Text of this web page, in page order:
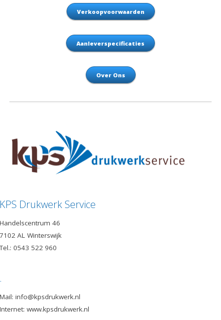
Verkoopvoorwaarden
Aanleverspecificaties
Over Ons
KPS Drukwerk Service
Handelscentrum 46
7102 AL Winterswijk
Tel.: 0543 522 960
.
Mail: info@kpsdrukwerk.nl
Internet: www.kpsdrukwerk.nl